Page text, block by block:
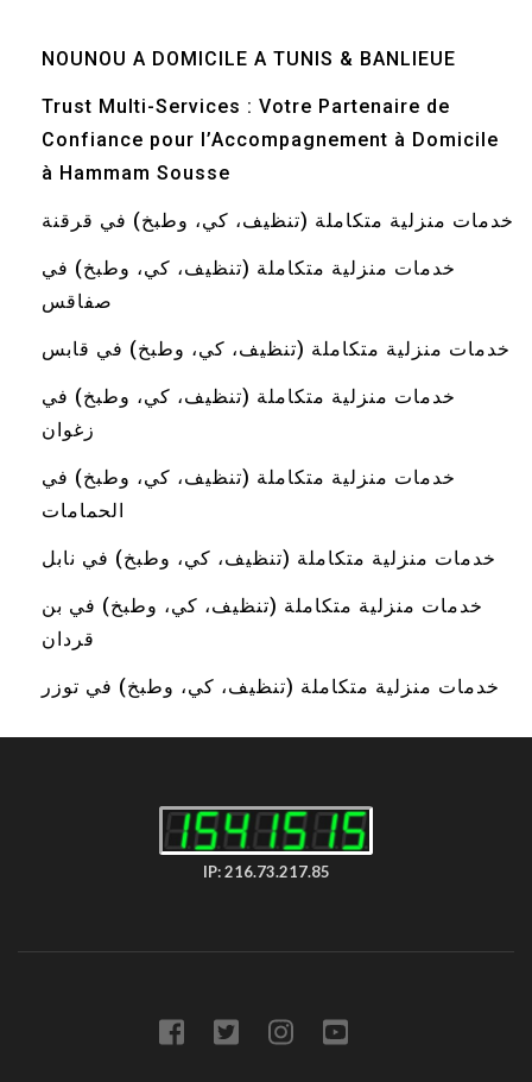
NOUNOU A DOMICILE A TUNIS & BANLIEUE
Trust Multi-Services : Votre Partenaire de
Confiance pour l’Accompagnement à Domicile
à Hammam Sousse
خدمات منزلية متكاملة (تنظيف، كي، وطبخ) في قرقنة
خدمات منزلية متكاملة (تنظيف، كي، وطبخ) في
صفاقس
خدمات منزلية متكاملة (تنظيف، كي، وطبخ) في قابس
خدمات منزلية متكاملة (تنظيف، كي، وطبخ) في
زغوان
خدمات منزلية متكاملة (تنظيف، كي، وطبخ) في
الحمامات
خدمات منزلية متكاملة (تنظيف، كي، وطبخ) في نابل
خدمات منزلية متكاملة (تنظيف، كي، وطبخ) في بن
قردان
خدمات منزلية متكاملة (تنظيف، كي، وطبخ) في توزر
IP: 216.73.217.85